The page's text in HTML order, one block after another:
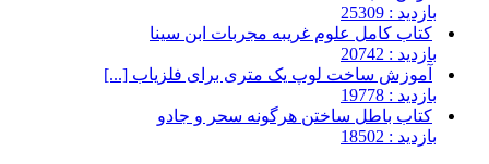
بازدید : 25309
کتاب کامل علوم غریبه مجربات ابن سینا
بازدید : 20742
آموزش ساخت لوپ یک متری برای فلزیاب [...]
بازدید : 19778
کتاب باطل ساختن هرگونه سحر و جادو
بازدید : 18502